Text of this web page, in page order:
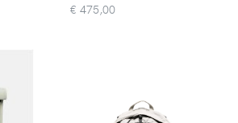
€ 475,00